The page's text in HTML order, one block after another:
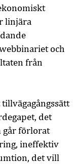
linjära
och
från
det
går förlorat
ineffektiv
det vill